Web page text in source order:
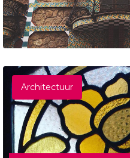
Architectuur